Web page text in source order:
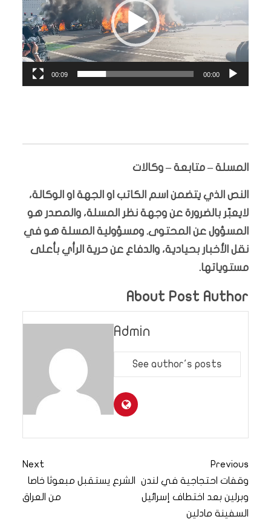
00:00
00:09
المسلة – متابعة – وكالات
النص الذي يتضمن اسم الكاتب او الجهة او الوكالة،
لايعبّر بالضرورة عن وجهة نظر المسلة، والمصدر هو
المسؤول عن المحتوى. ومسؤولية المسلة هو في
نقل الأخبار بحيادية، والدفاع عن حرية الرأي بأعلى
مستوياتها.
About Post Author
Admin
See author's posts
Previous
وقفات احتجاجية في لندن
وبرلين بعد اختطاف إسرائيل
السفينة مادلين
Next
الشرع يستقبل مبعوثا خاصا
من العراق